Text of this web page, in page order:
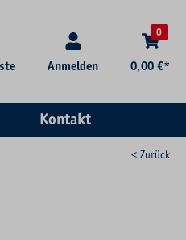
Anmelden
0
0,00 €*
Kontakt
< Zurück